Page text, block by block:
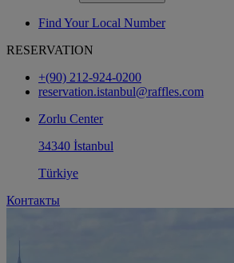
Find Your Local Number
RESERVATION
+(90) 212-924-0200
reservation.istanbul@raffles.com
Zorlu Center
34340 İstanbul
Türkiye
Контакты